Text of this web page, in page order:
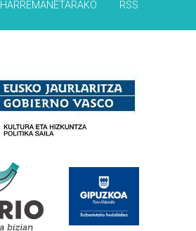
HARREMANETARAKO RSS